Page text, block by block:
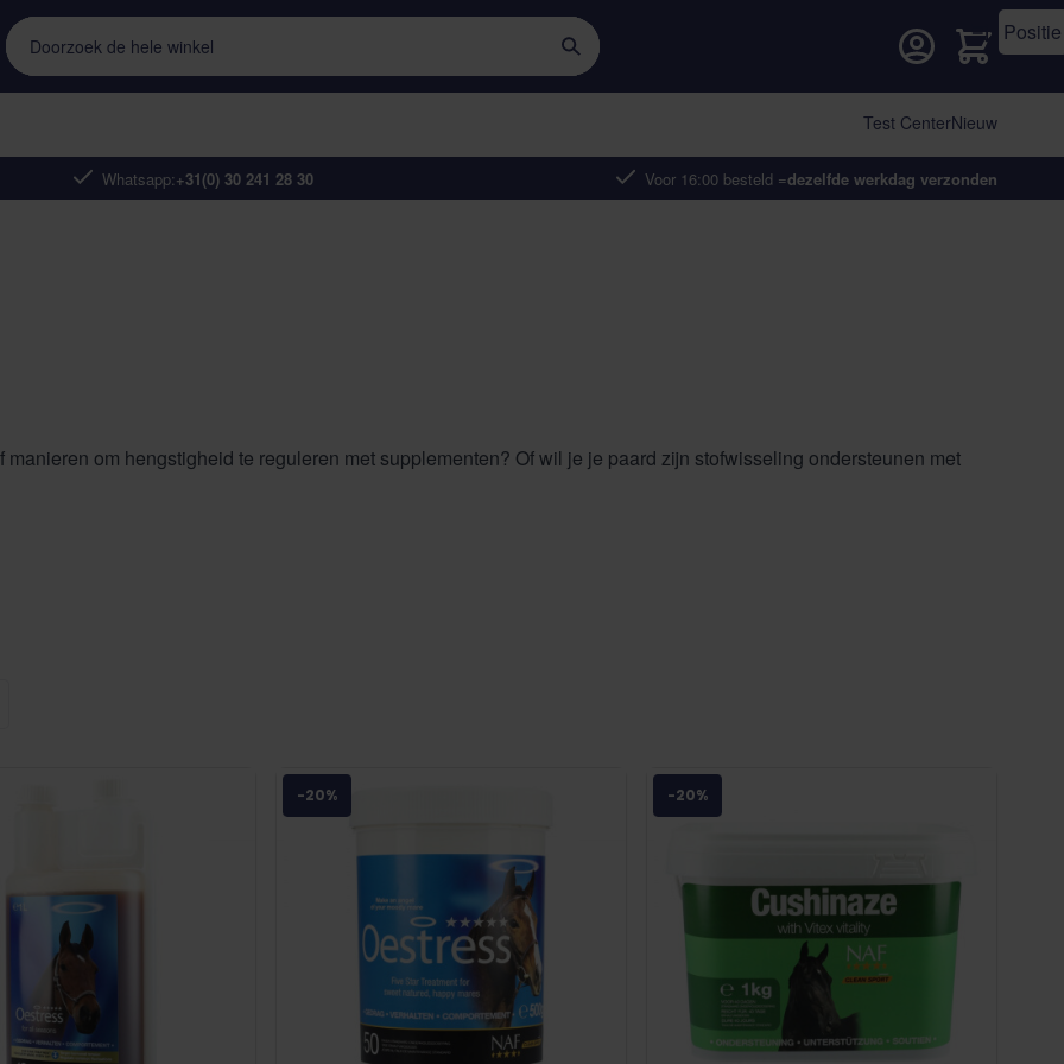
Whatsapp:+31(0) 30 241 28 30 Voor 16:00 besteld =dezelfde werkdag verzonden
Doorzoek de hele winkel
Cart
Test CenterNieuw
om hengstigheid te reguleren met supplementen? Of wil je je paard zijn stofwisseling ondersteunen met
hormonale functies en PPID-gerelateerde symptomen.
je een passend advies van een van onze specialisten? Neem
-20% -20%